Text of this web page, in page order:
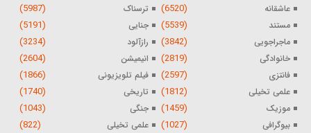
عاشقانه (6520) ترسناک (5987)
مستند (5539) جنایی (5191)
ماجراجویی (3842) رازآلود (3234)
خانوادگی (2819) انیمیشن (2604)
فانتزی (2597) فیلم تلویزیونی (1866)
علمی تخیلی (1812) تاریخی (1740)
موزیک (1459) جنگی (1043)
بیوگرافی (1027) علمی تخیلی (822)